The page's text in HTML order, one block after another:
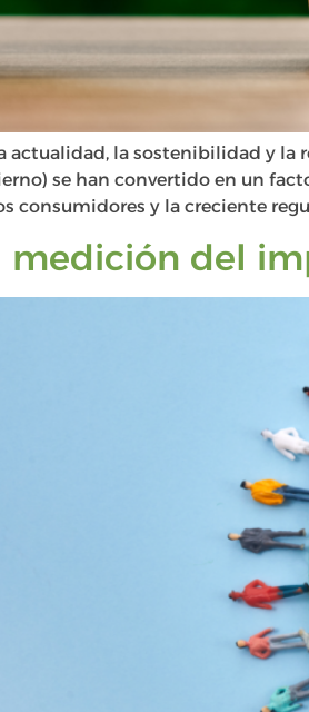
actualidad, la sostenibilidad y la
se han convertido en un
consumidores y la creciente
medición del